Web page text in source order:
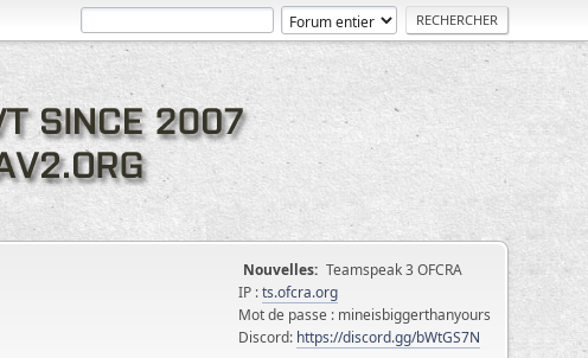
Nouvelles: Teamspeak 3 OFCRA
IP :ts.ofcra.org
Mot de passe : mineisbiggerthanyours
Discord: https://discord.gg/bWtGS7N